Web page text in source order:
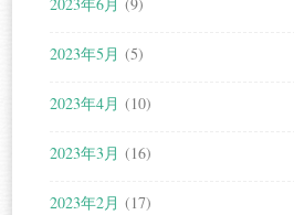
2023年6月 (9)
2023年5月 (5)
2023年4月 (10)
2023年3月 (16)
2023年2月 (17)